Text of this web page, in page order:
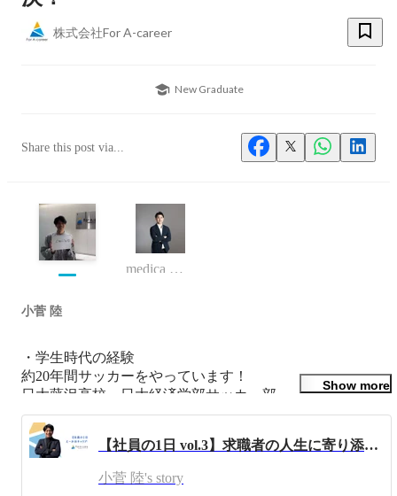
株式会社For A-career
New Graduate
Share this post via...
medica 事業部長
小菅 陸
・学生時代の経験
約20年間サッカーをやっています！
日大藤沢高校→日大経済学部サッカー部
全国高校サッカー選手権大会　全国3位
インターハイ　ベスト16
サッカーサークル日本代表
サッカーサークル全国　3位
・現在までの経歴
Show more
【社員の1日 vol.3】求職者の人生に寄り添う。キャリアアドバイザーの1日スケジュール｜For A-career
小菅 陸's story